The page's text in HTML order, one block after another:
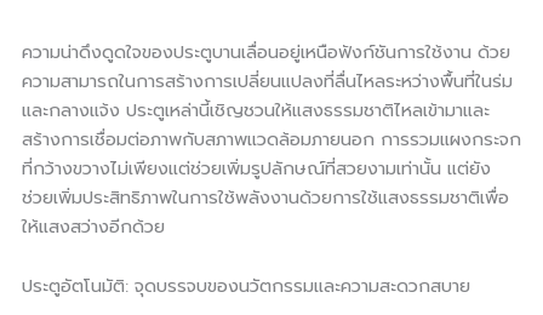
ความน่าดึงดูดใจของประตูบานเลื่อนอยู่เหนือฟังก์ชันการใช้งาน ด้วย
ความสามารถในการสร้างการเปลี่ยนแปลงที่ลื่นไหลระหว่างพื้นที่ในร่ม
และกลางแจ้ง ประตูเหล่านี้เชิญชวนให้แสงธรรมชาติไหลเข้ามาและ
สร้างการเชื่อมต่อภาพกับสภาพแวดล้อมภายนอก การรวมแผงกระจก
ที่กว้างขวางไม่เพียงแต่ช่วยเพิ่มรูปลักษณ์ที่สวยงามเท่านั้น แต่ยัง
ช่วยเพิ่มประสิทธิภาพในการใช้พลังงานด้วยการใช้แสงธรรมชาติเพื่อ
ให้แสงสว่างอีกด้วย
ประตูอัตโนมัติ: จุดบรรจบของนวัตกรรมและความสะดวกสบาย